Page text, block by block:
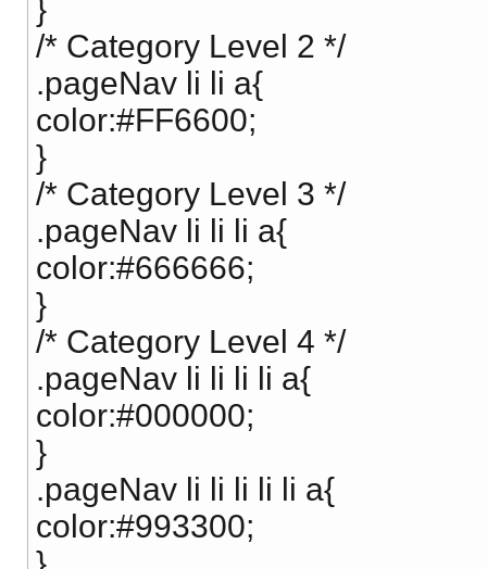
}
/* Category Level 2 */
.pageNav li li a{
color:#FF6600;
}
/* Category Level 3 */
.pageNav li li li a{
color:#666666;
}
/* Category Level 4 */
.pageNav li li li li a{
color:#000000;
}
.pageNav li li li li li a{
color:#993300;